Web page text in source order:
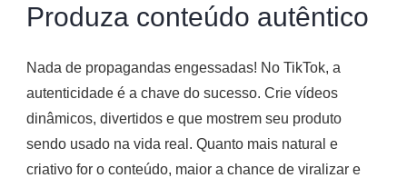
Produza conteúdo autêntico
Nada de propagandas engessadas! No TikTok, a
autenticidade é a chave do sucesso. Crie vídeos
dinâmicos, divertidos e que mostrem seu produto
sendo usado na vida real. Quanto mais natural e
criativo for o conteúdo, maior a chance de viralizar e